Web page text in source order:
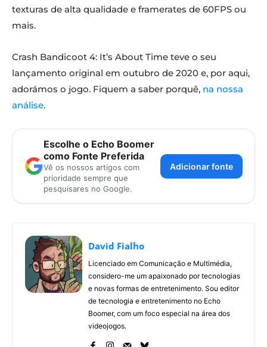
texturas de alta qualidade e framerates de 60FPS ou
mais.
Crash Bandicoot 4: It’s About Time teve o seu
lançamento original em outubro de 2020 e, por aqui,
adorámos o jogo. Fiquem a saber porquê, na nossa
análise.
Escolhe o Echo Boomer
como Fonte Preferida
Vê os nossos artigos com
prioridade sempre que
pesquisares no Google.
Adicionar fonte
David Fialho
Licenciado em Comunicação e Multimédia,
considero-me um apaixonado por tecnologias
e novas formas de entretenimento. Sou editor
de tecnologia e entretenimento no Echo
Boomer, com um foco especial na área dos
videojogos.